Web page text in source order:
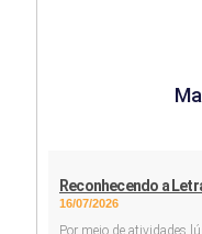
Reconhecendo a
16/07/2026
Por meio de atividades